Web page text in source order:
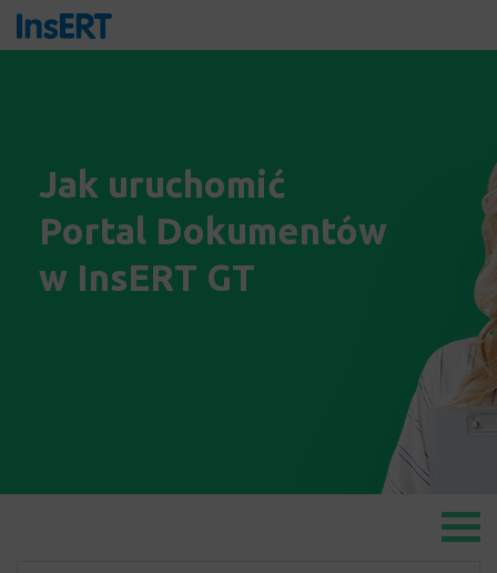
Jak uruchomić
Portal Dokumentów
w InsERT GT